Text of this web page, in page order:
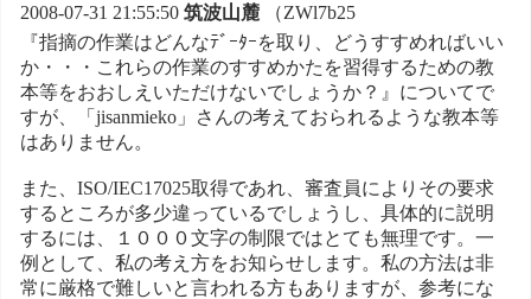
2008-07-31 21:55:50 筑波山麓 （ZWl7b25
『指摘の作業はどんなﾃﾞｰﾀｰを取り、どうすすめればいい
か・・・これらの作業のすすめかたを習得するための教
本等をおおしえいただけないでしょうか？』についてで
すが、「jisanmieko」さんの考えておられるような教本等
はありません。
また、ISO/IEC17025取得であれ、審査員によりその要求
するところが多少違っているでしょうし、具体的に説明
するには、１０００文字の制限ではとても無理です。一
例として、私の考え方をお知らせします。私の方法は非
常に厳格で難しいと言われる方もありますが、参考にな